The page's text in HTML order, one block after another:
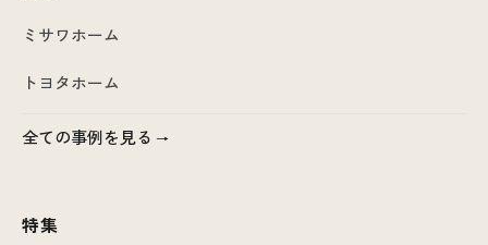
ミサワホーム
トヨタホーム
全ての事例を見る
特集